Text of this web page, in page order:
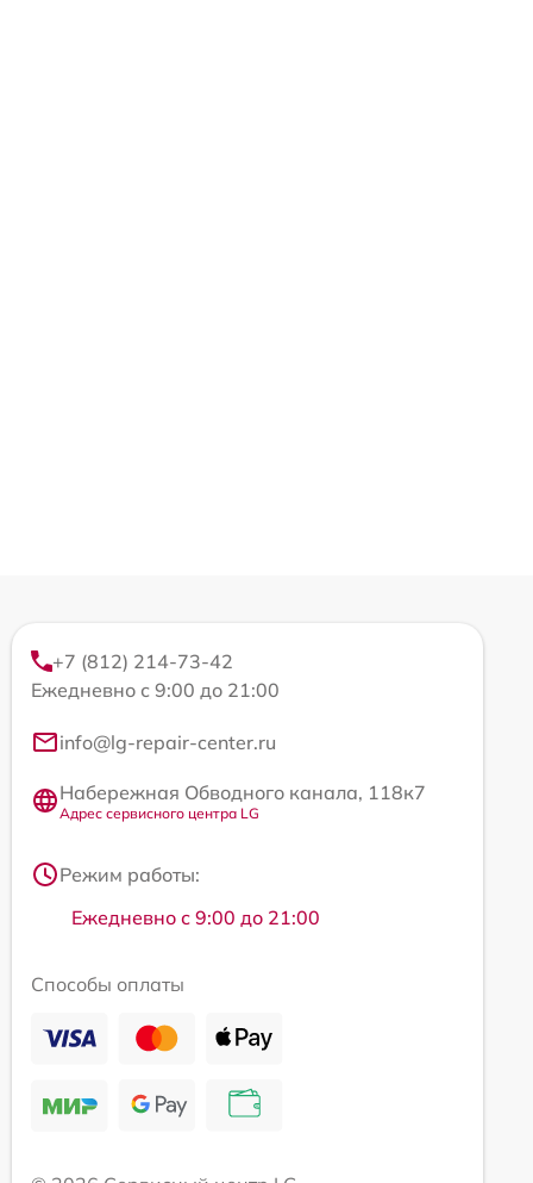
+7 (812) 214-73-42
Ежедневно с 9:00 до 21:00
info@lg-repair-center.ru
Набережная Обводного канала, 118к7
Адрес сервисного центра LG
Режим работы:
Ежедневно с 9:00 до 21:00
Способы оплаты